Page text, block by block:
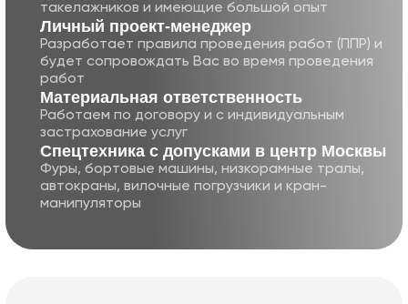
такелажников и имеющие большой опыт
Личный проект-менеджер
Разработает правила проведения работ (ППР) и
будет сопровождать Вас во время проведения
работ
Матери альная ответственность
Работаем по договору и с индивидуальным
застрахование услуг
Cпецте хника с допусками в центр Москвы
Фуры, бортовые машины, низкорамные тралы,
автокраны, вилочные погрузчики и кран-
манипуляторы